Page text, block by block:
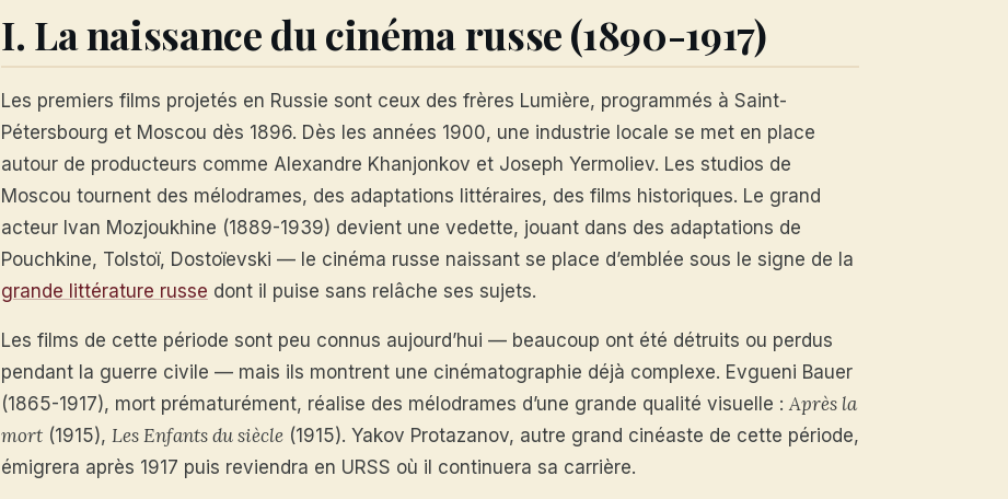
I. La naissance du cinéma russe (1890-1917)
Les premiers films projetés en Russie sont ceux des frères Lumière, programmés à Saint-
Pétersbourg et Moscou dès 1896. Dès les années 1900, une industrie locale se met en place
autour de producteurs comme Alexandre Khanjonkov et Joseph Yermoliev. Les studios de
Moscou tournent des mélodrames, des adaptations littéraires, des films historiques. Le grand
acteur Ivan Mozjoukhine (1889-1939) devient une vedette, jouant dans des adaptations de
Pouchkine, Tolstoï, Dostoïevski — le cinéma russe naissant se place d’emblée sous le signe de la
grande littérature russe dont il puise sans relâche ses sujets.
Les films de cette période sont peu connus aujourd’hui — beaucoup ont été détruits ou perdus
pendant la guerre civile — mais ils montrent une cinématographie déjà complexe. Evgueni Bauer
(1865-1917), mort prématurément, réalise des mélodrames d’une grande qualité visuelle :Après la
mort (1915), Les Enfants du siècle (1915). Yakov Protazanov, autre grand cinéaste de cette période,
émigrera après 1917 puis reviendra en URSS où il continuera sa carrière.